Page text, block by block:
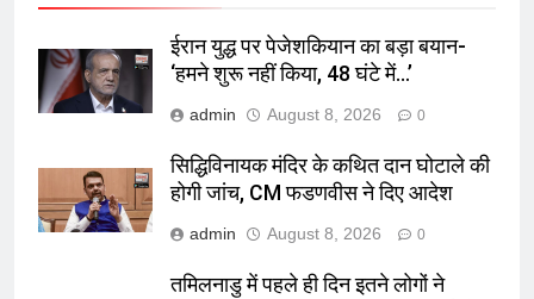
ईरान युद्ध पर पेजेशकियान का बड़ा बयान-
‘हमने शुरू नहीं किया, 48 घंटे में…’
admin August 8, 2026 0
सिद्धिविनायक मंदिर के कथित दान घोटाले की
होगी जांच, CM फडणवीस ने दिए आदेश
admin August 8, 2026 0
तमिलनाडु में पहले ही दिन इतने लोगों ने